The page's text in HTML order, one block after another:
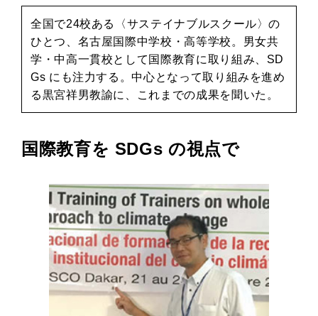
全国で24校ある〈サステイナブルスクール〉の
ひとつ、名古屋国際中学校・高等学校。男女共
学・中高一貫校として国際教育に取り組み、SD
Gs にも注力する。中心となって取り組みを進め
る黒宮祥男教諭に、これまでの成果を聞いた。
国際教育を SDGs の視点で